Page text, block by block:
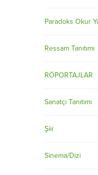
Paradoks Okur
Ressam Tanıtımı
RÖPORTAJLAR
Sanatçı Tanıtımı
Şiir
Sinema/Dizi